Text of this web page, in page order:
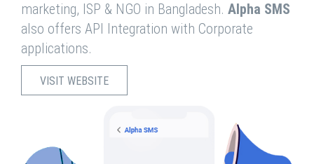
marketing, ISP & NGO in Bangladesh. Alpha SMS
also offers API Integration with Corporate
applications.
VISIT WEBSITE